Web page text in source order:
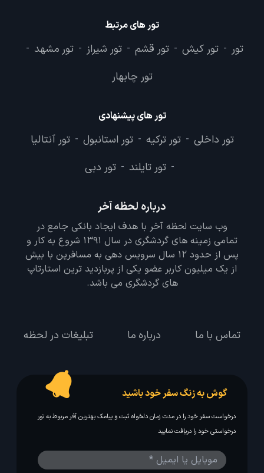
تور های مرتبط
تور - تور کیش - تور قشم - تور شیراز - تور مشهد -
تور چابهار
تور های پیشنهادی
تور داخلی - تور ترکیه - تور استانبول - تور آنتالیا
- تور تایلند - تور دبی
درباره لحظه آخر
وب سایت لحظه آخر با هدف ایجاد بانکی جامع در
تمامی زمینه های گردشگری در سال 1391 شروع به کار و
پس از حدود 12 سال سرویس دهی به مسافرین با بیش
از یک میلیون کاربر عضو یکی از پربازدید ترین استارتاپ
های گردشگری می باشد.
تماس با ما درباره ما تبلیغات در لحظه
گوش به زنگ سفر خود باشید
درخواست سفر خود را در مدت زمان دلخواه ثبت و پیامک بهترین آفر مربوط به تور
درخواستی خود را دریافت نمایید